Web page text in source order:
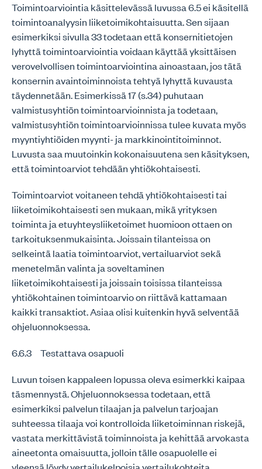
Toimintoarviointia käsittelevässä luvussa 6.5 ei käsitellä
toimintoanalyysin liiketoimikohtaisuutta. Sen sijaan
esimerkiksi sivulla 33 todetaan että konsernitietojen
lyhyttä toimintoarviointia voidaan käyttää yksittäisen
verovelvollisen toimintoarviointina ainoastaan, jos tätä
konsernin avaintoiminnoista tehtyä lyhyttä kuvausta
täydennetään. Esimerkissä 17 (s.34) puhutaan
valmistusyhtiön toimintoarvioinnista ja todetaan,
valmistusyhtiön toimintoarvioinnissa tulee kuvata myös
myyntiyhtiöiden myynti- ja markkinointitoiminnot.
Luvusta saa muutoinkin kokonaisuutena sen käsityksen,
että toimintoarviot tehdään yhtiökohtaisesti.
Toimintoarviot voitaneen tehdä yhtiökohtaisesti tai
liiketoimikohtaisesti sen mukaan, mikä yrityksen
toiminta ja etuyhteysliiketoimet huomioon ottaen on
tarkoituksenmukaisinta. Joissain tilanteissa on
selkeintä laatia toimintoarviot, vertailuarviot sekä
menetelmän valinta ja soveltaminen
liiketoimikohtaisesti ja joissain toisissa tilanteissa
yhtiökohtainen toimintoarvio on riittävä kattamaan
kaikki transaktiot. Asiaa olisi kuitenkin hyvä selventää
ohjeluonnoksessa.
6.6.3 Testattava osapuoli
Luvun toisen kappaleen lopussa oleva esimerkki kaipaa
täsmennystä. Ohjeluonnoksessa todetaan, että
esimerkiksi palvelun tilaajan ja palvelun tarjoajan
suhteessa tilaaja voi kontrolloida liiketoiminnan riskejä,
vastata merkittävistä toiminnoista ja kehittää arvokasta
aineetonta omaisuutta, jolloin tälle osapuolelle ei